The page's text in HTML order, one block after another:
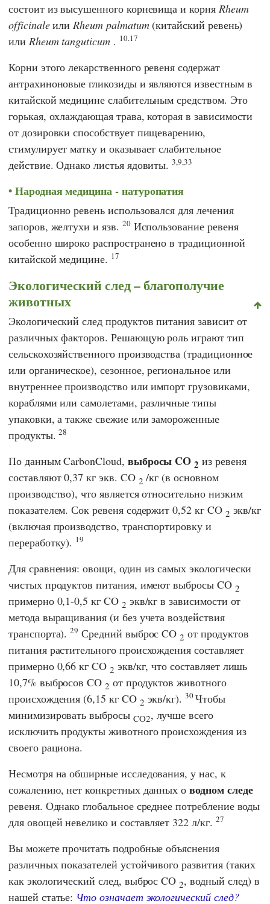
состоит из высушенного корневища и корня Rheum
officinaleилиRheum palmatum(китайский ревень)
или Rheum tanguticum. 10.17
Корни этого лекарственного ревеня содержат
антрахиноновые гликозиды и являются известным в
китайской медицине слабительным средством. Это
горькая, охлаждающая трава, которая в зависимости
от дозировки способствует пищеварению,
стимулирует матку и оказывает слабительное
действие. Однако листья ядовиты.3,9,33
Народная медицина - натуропатия
Традиционно ревень использовался для лечения
запоров, желтухи и язв. 20Использование ревеня
особенно широко распространено в традиционной
китайской медицине. 17
Экологический след – благополучие
животных
Экологический след продуктов питания зависит от
различных факторов. Решающую роль играют тип
сельскохозяйственного производства (традиционное
или органическое), сезонное, региональное или
внутреннее производство или импорт грузовиками,
кораблями или самолетами, различные типы
упаковки, а также свежие или замороженные
продукты.28
По даннымCarbonCloud, выбросы CO2 из ревеня
составляют 0,37 кг экв. CO 2 /кг (в основном
производство), что является относительно низким
показателем. Сок ревеня содержит 0,52 кг CO 2 экв/кг
(включая производство, транспортировку и
переработку). 19
Для сравнения: овощи, один из самых экологически
чистых продуктов питания, имеют выбросы CO 2
примерно 0,1-0,5 кг CO 2 экв/кг в зависимости от
метода выращивания (и без учета воздействия
транспорта).29 Средний выброс CO2 от продуктов
питания растительного происхождения составляет
примерно 0,66 кг CO 2 экв/кг, что составляет лишь
10,7% выбросов CO2 от продуктов животного
происхождения (6,15 кг CO 2 экв/кг).30Чтобы
минимизировать выбросы CO2, лучше всего
исключить продукты животного происхождения из
своего рациона.
Несмотря на обширные исследования, у нас, к
сожалению, нет конкретных данных оводном следе
ревеня. Однако глобальное среднее потребление воды
для овощей невелико и составляет 322 л/кг. 27
Вы можете прочитать подробные объяснения
различных показателей устойчивого развития (таких
как экологический след, выброс CO2, водный след) в
нашей статье: Что означает экологический след?